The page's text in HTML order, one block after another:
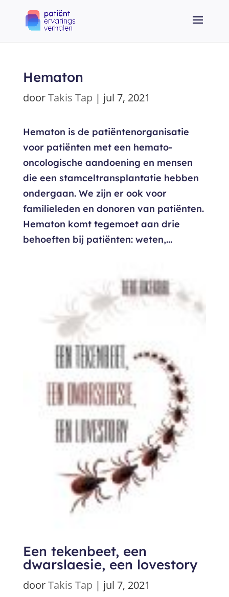
Hematon
doorTakis Tap | jul 7, 2021
Hematon is de patiëntenorganisatie
voor patiënten met een hemato-
oncologische aandoening en mensen
die een stamceltransplantatie hebben
ondergaan. We zijn er ook voor
familieleden en donoren van patiënten.
Hematon komt tegemoet aan drie
behoeften bij patiënten: weten,...
Een tekenbeet, een
dwarslaesie, een lovestory
doorTakis Tap | jul 7, 2021